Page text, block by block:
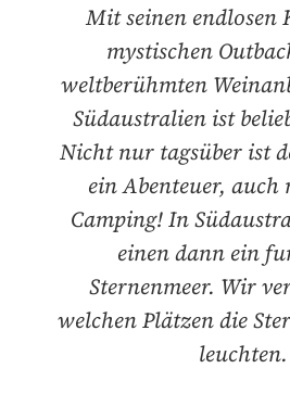
Mit seinen endlosen
mystischen
weltberühmten
Südaustralien ist
Nicht nur tagsüber ist
ein Abenteuer, auch
Camping! In
einen dann ein
Sternenmeer. Wir
welchen Plätzen die
leuchten.